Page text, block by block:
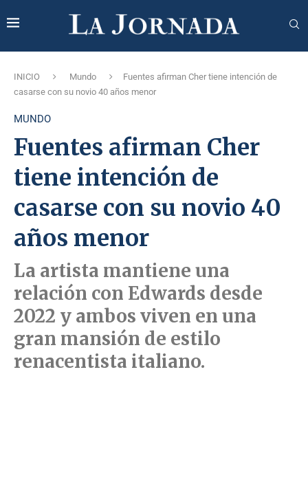
INICIO Mundo
Fuentes afirman Cher tiene intención de
casarse con su novio 40 años menor
MUNDO
Fuentes afirman Cher
tiene intención de
casarse con su novio 40
años menor
La artista mantiene una
relación con Edwards desde
2022 y ambos viven en una
gran mansión de estilo
renacentista italiano.